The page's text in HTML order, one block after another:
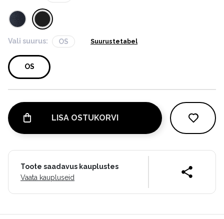
Vali suurus: OS Suurustetabel
OS
LISA OSTUKORVI
Toote saadavus kauplustes
Vaata kaupluseid